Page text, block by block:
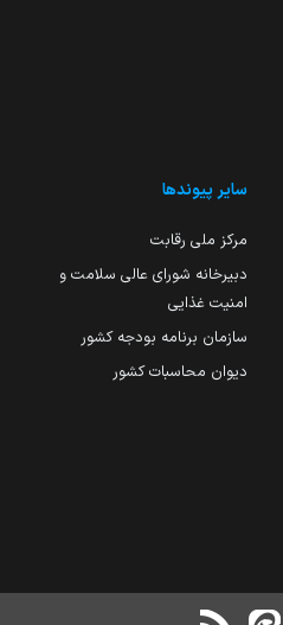
سایر پیوندها
مرکز ملی رقابت
دبیرخانه شورای عالی سلامت و
امنیت غذایی
سازمان برنامه بودجه کشور
دیوان محاسبات کشور